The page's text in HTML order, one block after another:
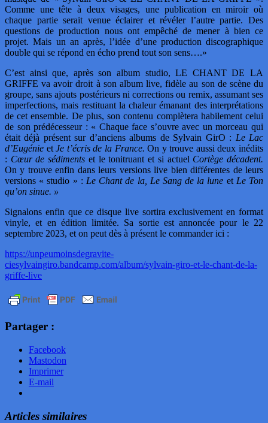
Comme une tête à deux visages, une publication en miroir où
chaque partie serait venue éclairer et révéler l’autre partie. Des
questions de production nous ont empêché de mener à bien ce
projet. Mais un an après, l’idée d’une production discographique
double qui se répond en écho prend tout son sens….»
C’est ainsi que, après son album studio, LE CHANT DE LA
GRIFFE va avoir droit à son album live, fidèle au son de scène du
groupe,sans ajouts postérieurs ni corrections ou remix, assumant ses
imperfections, mais restituant la chaleur émanant des interprétations
de cet ensemble. De plus, son contenu complètera habilement celui
de son prédécesseur : « Chaque face s’ouvre avec un morceau qui
était déjà présent sur d’anciens albums de Sylvain GirO : Le Lac
d’Eugénie etJe t’écris de la France. On y trouve aussi deux inédits
: Cœur de sédiments et le tonitruant et si actuel Cortège décadent.
On y trouve enfin dans leurs versions live bien différentes de leurs
versions « studio » : Le Chant de la, Le Sang de la lune et Le Ton
qu’on sinue. »
Signalons enfin que ce disque live sortira exclusivement en format
vinyle, et en édition limitée. Sa sortie est annoncée pour le 22
septembre 2023, et on peut dès à présent le commander ici :
https://unpeumoinsdegravite-
ciesylvaingiro.bandcamp.com/album/sylvain-giro-et-le-chant-de-la-
griffe-live
Partager :
Facebook
Mastodon
Imprimer
E-mail
Articles similaires